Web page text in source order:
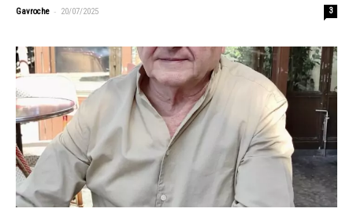
Gavroche - 20/07/2025 3